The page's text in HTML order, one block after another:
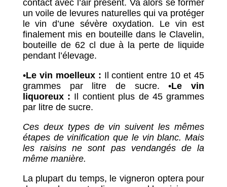
contact avec l’air présent. Va alors se former
un voile de levures naturelles qui va protéger
le vin d’une sévère oxydation. Le vin est
finalement mis en bouteille dans le Clavelin,
bouteille de 62 cl due à la perte de liquide
pendant l’élevage.
•Le vin moelleux : Il contient entre 10 et 45
grammes par litre de sucre. •Le vin
liquoreux : Il contient plus de 45 grammes
par litre de sucre.
Ces deux types de vin suivent les mêmes
étapes de vinification que le vin blanc. Mais
les raisins ne sont pas vendangés de la
même manière.
La plupart du temps, le vigneron optera pour